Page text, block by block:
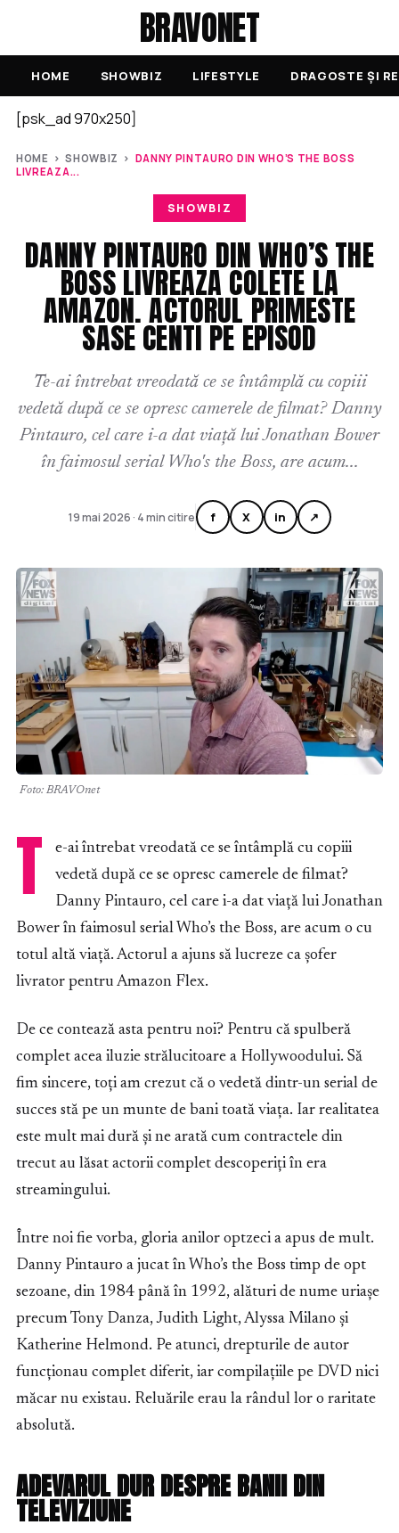
BRAVONET
HOME SHOWBIZ LIFESTYLE DRAGOSTE ȘI
[psk_ad 970x250]
HOME ›SHOWBIZ › DANNY PINTAURO DIN WHO’S THE BOSS
LIVREAZA...
SHOWBIZ
DANNY PINTAURO DIN WHO’S THE
BOSS LIVREAZA COLETE LA
AMAZON. ACTORUL PRIMESTE
SASE CENTI PE EPISOD
Te-ai întrebat vreodată ce se întâmplă cu copiii
vedetă după ce se opresc camerele de filmat? Danny
Pintauro, cel care i-a dat viață lui Jonathan Bower
în faimosul serial Who's the Boss, are acum...
19 mai 2026 · 4 min citire f X in ↗
Foto: BRAVOnet
T
e-ai întrebat vreodată ce se întâmplă cu copiii
vedetă după ce se opresc camerele de filmat?
Danny Pintauro, cel care i-a dat viață lui Jonathan
Bower în faimosul serial Who’s the Boss, are acum o cu
totul altă viață. Actorul a ajuns să lucreze ca șofer
livrator pentru Amazon Flex.
De ce contează asta pentru noi? Pentru că spulberă
complet acea iluzie strălucitoare a Hollywoodului. Să
fim sincere, toți am crezut că o vedetă dintr-un serial de
succes stă pe un munte de bani toată viața. Iar realitatea
este mult mai dură și ne arată cum contractele din
trecut au lăsat actorii complet descoperiți în era
streamingului.
Între noi fie vorba, gloria anilor optzeci a apus de mult.
Danny Pintauro a jucat în Who’s the Boss timp de opt
sezoane, din 1984 până în 1992, alături de nume uriașe
precum Tony Danza, Judith Light, Alyssa Milano și
Katherine Helmond. Pe atunci, drepturile de autor
funcționau complet diferit, iar compilațiile pe DVD nici
măcar nu existau. Reluările erau la rândul lor o raritate
absolută.
ADEVARUL DUR DESPRE BANII DIN
TELEVIZIUNE